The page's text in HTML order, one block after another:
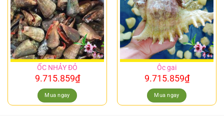
ỐC NHẢY ĐỎ
9.715.859₫
Mua ngay
Ôc gai
9.715.859₫
Mua ngay